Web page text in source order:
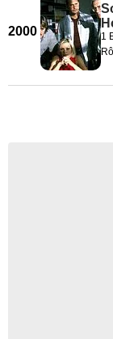
2000 1